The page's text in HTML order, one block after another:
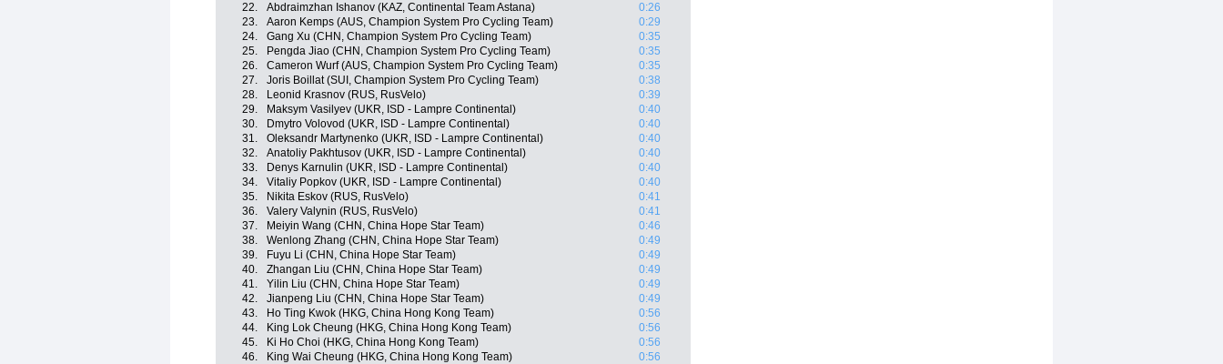
22.
Abdraimzhan Ishanov (KAZ, Continental Team Astana)
0:26
23.
Aaron Kemps (AUS, Champion System Pro Cycling Team)
0:29
24.
Gang Xu (CHN, Champion System Pro Cycling Team)
0:35
25.
Pengda Jiao (CHN, Champion System Pro Cycling Team)
0:35
26.
Cameron Wurf (AUS, Champion System Pro Cycling Team)
0:35
27.
Joris Boillat (SUI, Champion System Pro Cycling Team)
0:38
28.
Leonid Krasnov (RUS, RusVelo)
0:39
29.
Maksym Vasilyev (UKR, ISD - Lampre Continental)
0:40
30.
Dmytro Volovod (UKR, ISD - Lampre Continental)
0:40
31.
Oleksandr Martynenko (UKR, ISD - Lampre Continental)
0:40
32.
Anatoliy Pakhtusov (UKR, ISD - Lampre Continental)
0:40
33.
Denys Karnulin (UKR, ISD - Lampre Continental)
0:40
34.
Vitaliy Popkov (UKR, ISD - Lampre Continental)
0:40
35.
Nikita Eskov (RUS, RusVelo)
0:41
36.
Valery Valynin (RUS, RusVelo)
0:41
37.
Meiyin Wang (CHN, China Hope Star Team)
0:46
38.
Wenlong Zhang (CHN, China Hope Star Team)
0:49
39.
Fuyu Li (CHN, China Hope Star Team)
0:49
40.
Zhangan Liu (CHN, China Hope Star Team)
0:49
41.
Yilin Liu (CHN, China Hope Star Team)
0:49
42.
Jianpeng Liu (CHN, China Hope Star Team)
0:49
43.
Ho Ting Kwok (HKG, China Hong Kong Team)
0:56
44.
King Lok Cheung (HKG, China Hong Kong Team)
0:56
45.
Ki Ho Choi (HKG, China Hong Kong Team)
0:56
46.
King Wai Cheung (HKG, China Hong Kong Team)
0:56